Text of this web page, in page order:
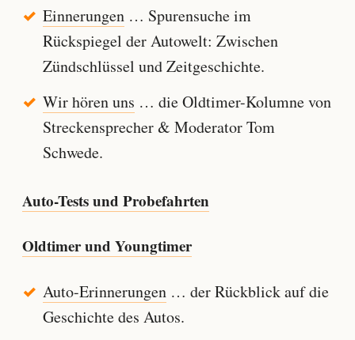
Einnerungen… Spurensuche im
Rückspiegel der Autowelt: Zwischen
Zündschlüssel und Zeitgeschichte.
Wir hören uns … die Oldtimer-Kolumne von
Streckensprecher & Moderator Tom
Schwede.
Auto-Tests und Probefahrten
Oldtimer und Youngtimer
Auto-Erinnerungen… der Rückblick auf die
Geschichte des Autos.